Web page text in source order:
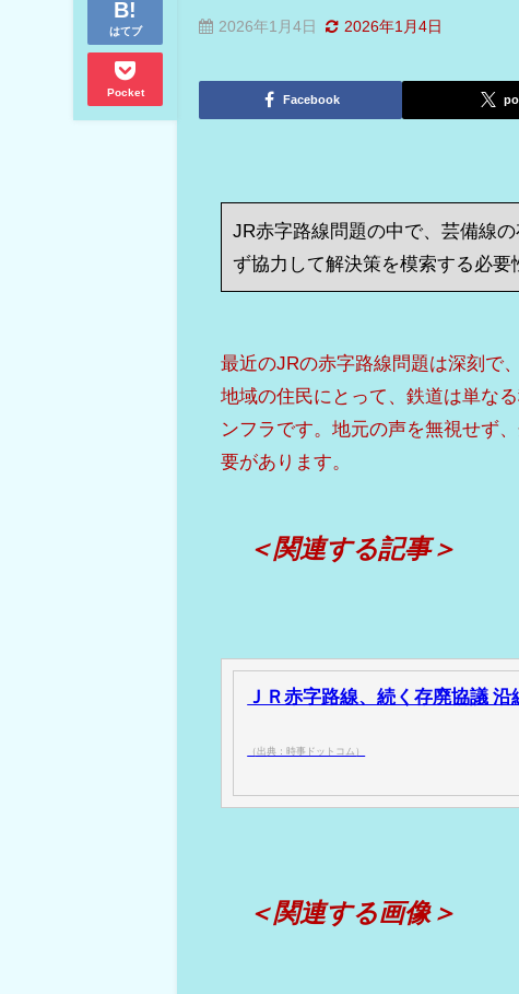
はてブ
Pocket
2026年1月4日 2026年1月4日
Facebook
JR赤字路線問題の中で、芸備線
ず協力して解決策を模索する必要
最近のJRの赤字路線問題は深刻で
地域の住民にとって、鉄道は単な
ンフラです。地元の声を無視せず
要があります。
＜関連する記事＞
ＪＲ赤字路線、続く存廃協議
（出典：時事ドットコム）
＜関連する画像＞